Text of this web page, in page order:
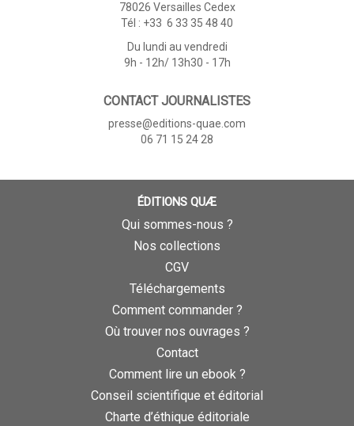
78026 Versailles Cedex
Tél : +33 6 33 35 48 40
Du lundi au vendredi
9h - 12h/ 13h30 - 17h
CONTACT JOURNALISTES
presse@editions-quae.com
06 71 15 24 28
ÉDITIONS QUÆ
Qui sommes-nous ?
Nos collections
CGV
Téléchargements
Comment commander ?
Où trouver nos ouvrages ?
Contact
Comment lire un ebook ?
Conseil scientifique et éditorial
Charte d’éthique éditoriale